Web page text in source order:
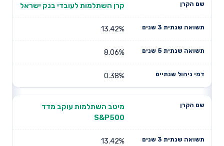
קרן השתלמות לעובדי בנק ישראל
13.42%
8.06%
0.38%
מיטב השתלמות עוקב מדד
S&P500
13.42%